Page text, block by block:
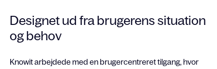
Designet ud fra brugerens situation
og behov
Knowit arbejdede med en brugercentreret tilgang, hvor